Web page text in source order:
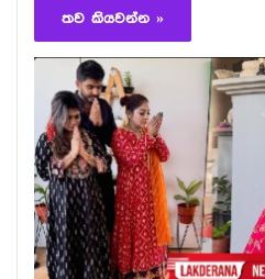
තව කියවන්න »